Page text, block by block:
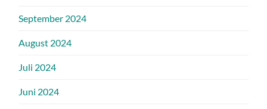
September 2024
August 2024
Juli 2024
Juni 2024